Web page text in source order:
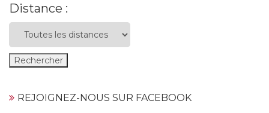
Distance :
REJOIGNEZ-NOUS SUR FACEBOOK